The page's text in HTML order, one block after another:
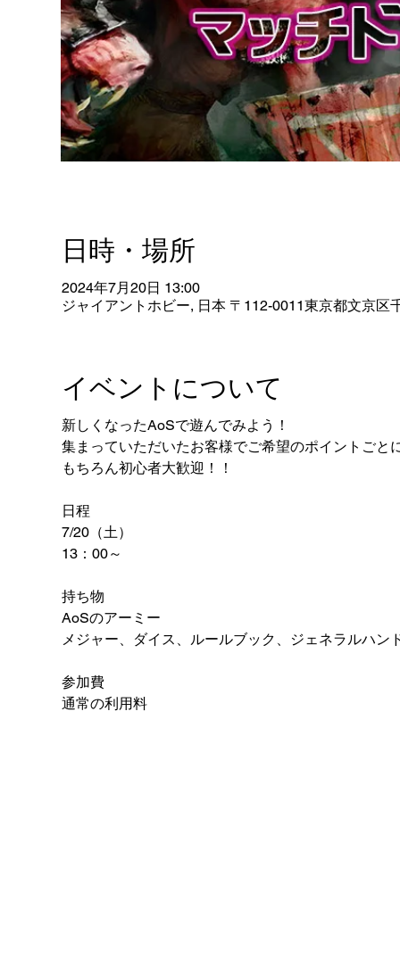
日時・場所
2024年7月20日 13:00
ジャイアントホビー, 日本 〒112-0011東京都文京区
イベントについて
新しくなったAoSで遊んでみよう！
集まっていただいたお客様でご希望のポイントご
もちろん初心者大歓迎！！
日程
7/20（土）
13：00～
持ち物
AoSのアーミー
メジャー、ダイス、ルールブック、ジェネラルハン
参加費
通常の利用料